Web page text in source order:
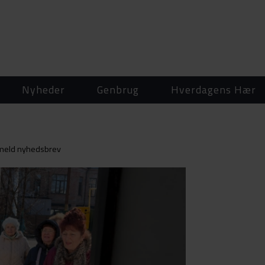
Nyheder Genbrug Hverdagens Hær
nyhedsbrev